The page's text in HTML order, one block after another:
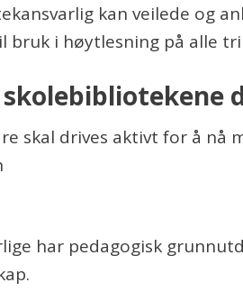
kan veilede og
bruk i høytlesning på alle
skal drives aktivt for å nå
har pedagogisk